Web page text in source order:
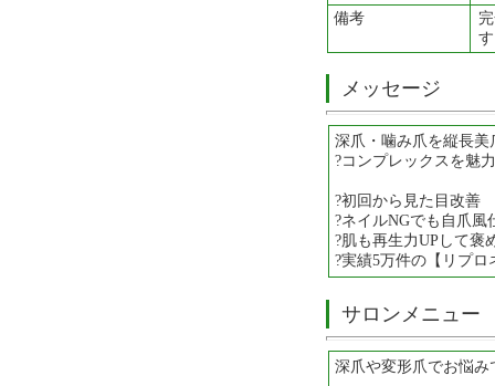
備考
メッセージ
深爪・噛み爪を縦長美
?コンプレックスを魅
?初回から見た目改善
?ネイルNGでも自爪風
?肌も再生力UPして褒
?実績5万件の【リプロ
サロンメニュー
深爪や変形爪でお悩